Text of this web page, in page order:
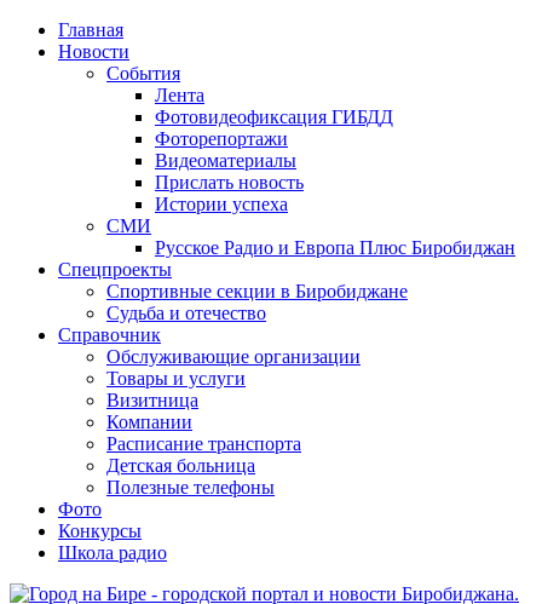
Главная
Новости
События
Лента
Фотовидеофиксация ГИБДД
Фоторепортажи
Видеоматериалы
Прислать новость
Истории успеха
СМИ
Русское Радио и Европа Плюс Биробиджан
Спецпроекты
Спортивные секции в Биробиджане
Судьба и отечество
Справочник
Обслуживающие организации
Товары и услуги
Визитница
Компании
Расписание транспорта
Детская больница
Полезные телефоны
Фото
Конкурсы
Школа радио